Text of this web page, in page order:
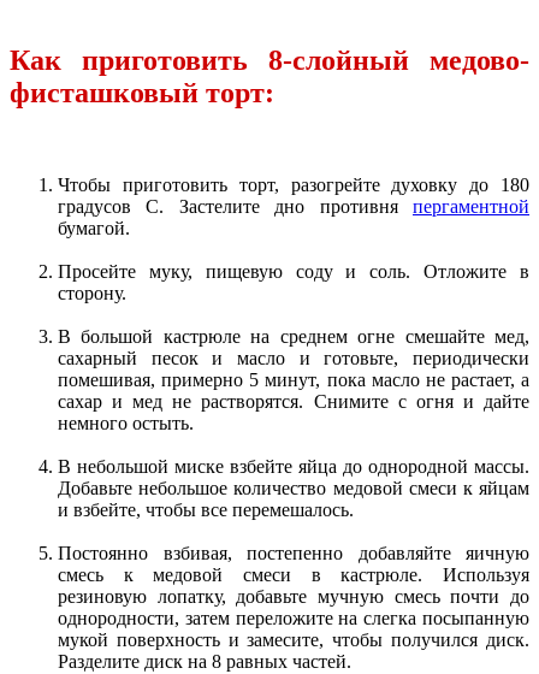
Как приготовить 8-слойный медово-
фисташковый торт:
Чтобы приготовить торт, разогрейте духовку до 180
градусов C. Застелите дно противня пергаментной
бумагой.
Просейте муку, пищевую соду и соль. Отложите в
сторону.
В большой кастрюле на среднем огне смешайте мед,
сахарный песок и масло и готовьте, периодически
помешивая, примерно 5 минут, пока масло не растает, а
сахар и мед не растворятся. Снимите с огня и дайте
немного остыть.
В небольшой миске взбейте яйца до однородной массы.
Добавьте небольшое количество медовой смеси к яйцам
и взбейте, чтобы все перемешалось.
Постоянно взбивая, постепенно добавляйте яичную
смесь к медовой смеси в кастрюле. Используя
резиновую лопатку, добавьте мучную смесь почти до
однородности, затем переложите на слегка посыпанную
мукой поверхность и замесите, чтобы получился диск.
Разделите диск на 8 равных частей.